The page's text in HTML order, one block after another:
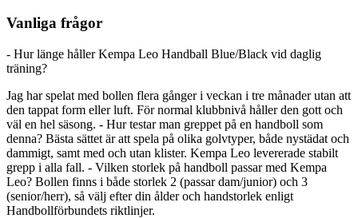
Vanliga frågor
- Hur länge håller Kempa Leo Handball Blue/Black vid daglig
träning?
Jag har spelat med bollen flera gånger i veckan i tre månader utan att
den tappat form eller luft. För normal klubbnivå håller den gott och
väl en hel säsong. - Hur testar man greppet på en handboll som
denna? Bästa sättet är att spela på olika golvtyper, både nystädat och
dammigt, samt med och utan klister. Kempa Leo levererade stabilt
grepp i alla fall. - Vilken storlek på handboll passar med Kempa
Leo? Bollen finns i både storlek 2 (passar dam/junior) och 3
(senior/herr), så välj efter din ålder och handstorlek enligt
Handbollförbundets riktlinjer.